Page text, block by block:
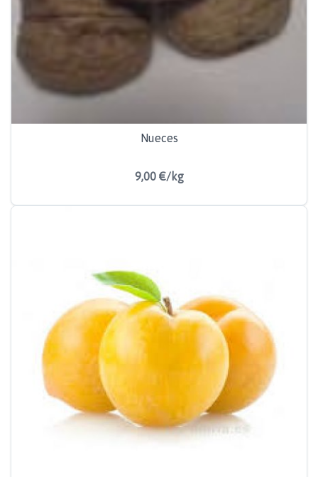
Nueces
9,00 €/kg